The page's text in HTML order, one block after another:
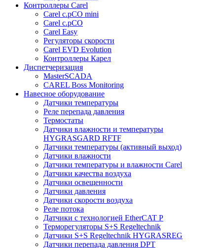
Контроллеры Carel
Carel c.pCO mini
Carel c.pCO
Carel Easy
Регуляторы скорости
Carel EVD Evolution
Контроллеры Карел
Диспетчеризация
MasterSCADA
CAREL Boss Monitoring
Навесное оборудование
Датчики температуры
Реле перепада давления
Термостаты
Датчики влажности и температуры
HYGRASGARD RFTF
Датчики температуры (активный выход)
Датчики влажности
Датчики температуры и влажности Carel
Датчики качества воздуха
Датчики освещенности
Датчики давления
Датчики скорости воздуха
Реле потока
Датчики с технологией EtherCAT P
Терморегуляторы S+S Regeltechnik
Датчики S+S Regeltechnik HYGRASREG
Датчики перепада давления DPT